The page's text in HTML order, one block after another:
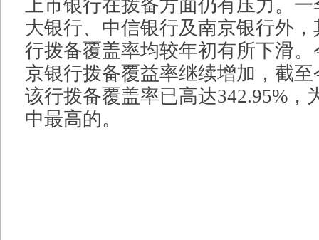
上市银行在拨备方面仍有压力。
大银行、中信银行及南京银行外
行拨备覆盖率均较年初有所下滑
京银行拨备覆益率继续增加，截
该行拨备覆盖率已高达342.95%，
中最高的。